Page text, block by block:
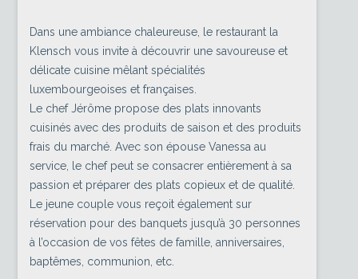
Dans une ambiance chaleureuse, le restaurant la
Klensch vous invite à découvrir une savoureuse et
délicate cuisine mêlant spécialités
luxembourgeoises et françaises.
Le chef Jérôme propose des plats innovants
cuisinés avec des produits de saison et des produits
frais du marché. Avec son épouse Vanessa au
service, le chef peut se consacrer entièrement à sa
passion et préparer des plats copieux et de qualité.
Le jeune couple vous reçoit également sur
réservation pour des banquets jusqu’à 30 personnes
à l’occasion de vos fêtes de famille, anniversaires,
baptêmes, communion, etc.